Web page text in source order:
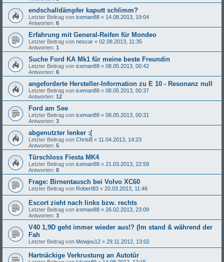
endschalldämpfer kaputt schlimm?
Letzter Beitrag von iceman88 « 14.08.2013, 19:04
Antworten: 6
Erfahrung mit General-Reifen für Mondeo
Letzter Beitrag von nescar « 02.08.2013, 11:35
Antworten: 1
Suche Ford KA Mk1 für meine beste Freundin
Letzter Beitrag von iceman88 « 08.05.2013, 00:42
Antworten: 6
angeforderte Hersteller-Information zu E 10 - Resonanz null
Letzter Beitrag von iceman88 « 08.05.2013, 00:37
Antworten: 12
Ford am See
Letzter Beitrag von iceman88 « 08.05.2013, 00:31
Antworten: 3
abgenutzter lenker :(
Letzter Beitrag von ChrisB « 11.04.2013, 14:23
Antworten: 5
Türschloss Fiesta MK4
Letzter Beitrag von iceman88 « 21.03.2013, 22:59
Antworten: 8
Frage: Birnentausch bei Volvo XC60
Letzter Beitrag von Robert83 « 20.03.2013, 11:46
Escort zieht nach links bzw. rechts
Letzter Beitrag von iceman88 « 26.02.2013, 23:09
Antworten: 3
V40 1,9D geht immer wieder aus!? (Im stand & während der
Fah
Letzter Beitrag von Mewjou12 « 29.11.2012, 13:02
Hartnäckige Verkrustung an Autotür